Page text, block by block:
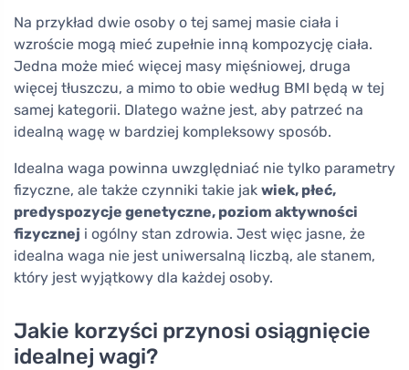
Na przykład dwie osoby o tej samej masie ciała i
wzroście mogą mieć zupełnie inną kompozycję ciała.
Jedna może mieć więcej masy mięśniowej, druga
więcej tłuszczu, a mimo to obie według BMI będą w tej
samej kategorii. Dlatego ważne jest, aby patrzeć na
idealną wagę w bardziej kompleksowy sposób.
Idealna waga powinna uwzględniać nie tylko parametry
fizyczne, ale także czynniki takie jak wiek, płeć,
predyspozycje genetyczne, poziom aktywności
fizycznej i ogólny stan zdrowia. Jest więc jasne, że
idealna waga nie jest uniwersalną liczbą, ale stanem,
który jest wyjątkowy dla każdej osoby.
Jakie korzyści przynosi osiągnięcie
idealnej wagi?